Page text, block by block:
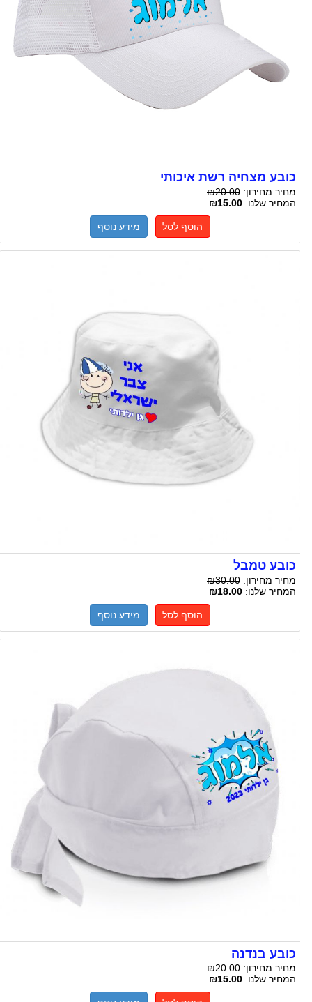
כובע מצחיה רשת איכותי
מחיר מחירון:₪20.00
המחיר שלנו:₪15.00
הוסף לסל מידע נוסף
כובע טמבל
מחיר מחירון:₪30.00
המחיר שלנו:₪18.00
הוסף לסל מידע נוסף
כובע בנדנה
מחיר מחירון:₪20.00
המחיר שלנו:₪15.00